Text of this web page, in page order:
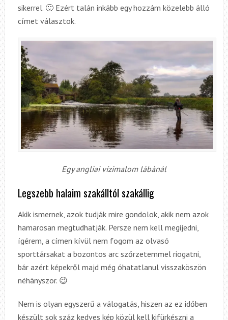
sikerrel. 🙂 Ezért talán inkább egy hozzám közelebb álló
címet választok.
Egy angliai vízimalom lábánál
Legszebb halaim szakálltól szakállig
Akik ismernek, azok tudják mire gondolok, akik nem azok
hamarosan megtudhatják. Persze nem kell megijedni,
ígérem, a címen kívül nem fogom az olvasó
sporttársakat a bozontos arc szőrzetemmel riogatni,
bár azért képekről majd még óhatatlanul visszaköszön
néhányszor. 😉
Nem is olyan egyszerű a válogatás, hiszen az ez időben
készült sok száz kedves kép közül kell kifürkészni a